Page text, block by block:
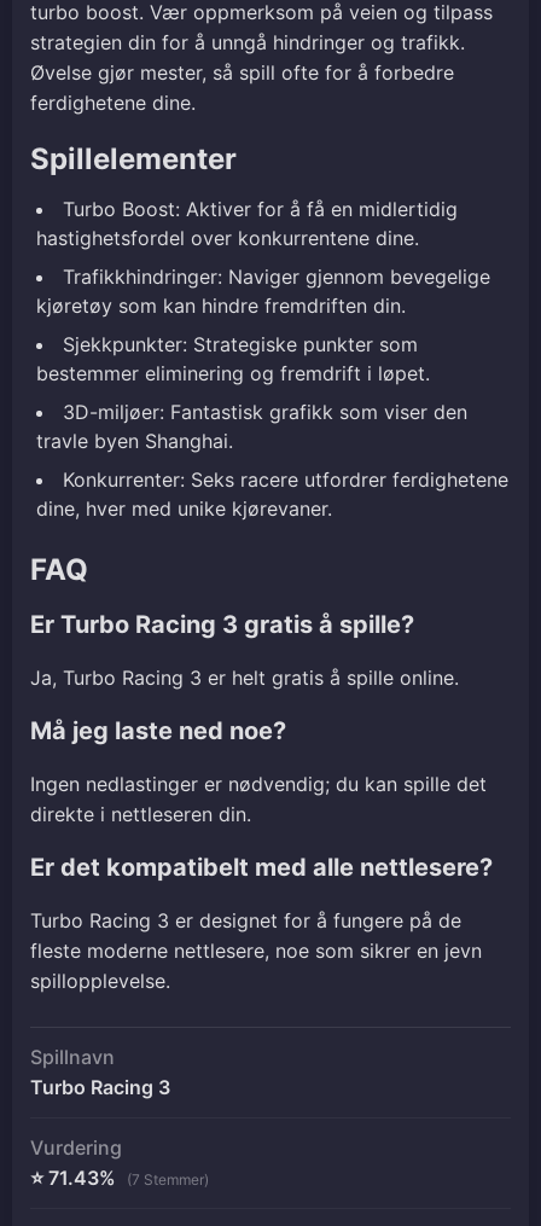
turbo boost. Vær oppmerksom på veien og tilpass
strategien din for å unngå hindringer og trafikk.
Øvelse gjør mester, så spill ofte for å forbedre
ferdighetene dine.
Spillelementer
Turbo Boost: Aktiver for å få en midlertidig
hastighetsfordel over konkurrentene dine.
Trafikkhindringer: Naviger gjennom bevegelige
kjøretøy som kan hindre fremdriften din.
Sjekkpunkter: Strategiske punkter som
bestemmer eliminering og fremdrift i løpet.
3D-miljøer: Fantastisk grafikk som viser den
travle byen Shanghai.
Konkurrenter: Seks racere utfordrer ferdighetene
dine, hver med unike kjørevaner.
FAQ
Er Turbo Racing 3 gratis å spille?
Ja, Turbo Racing 3 er helt gratis å spille online.
Må jeg laste ned noe?
Ingen nedlastinger er nødvendig; du kan spille det
direkte i nettleseren din.
Er det kompatibelt med alle nettlesere?
Turbo Racing 3 er designet for å fungere på de
fleste moderne nettlesere, noe som sikrer en jevn
spillopplevelse.
Spillnavn
Turbo Racing 3
Vurdering
⭐ 71.43%
(7 Stemmer)